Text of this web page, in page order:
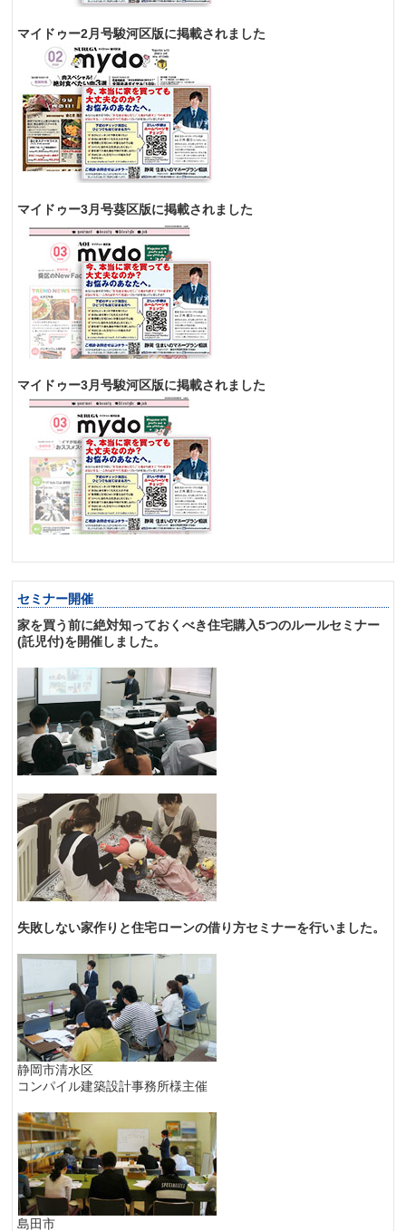
マイドゥー2月号駿河区版に掲載されました
マイドゥー3月号葵区版に掲載されました
マイドゥー3月号駿河区版に掲載されました
セミナー開催
家を買う前に絶対知っておくべき住宅購入5つのルールセミナー
(託児付)を開催しました。
失敗しない家作りと住宅ローンの借り方セミナーを行いました。
静岡市清水区
コンパイル建築設計事務所様主催
島田市